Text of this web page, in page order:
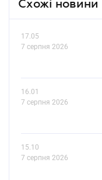
Схожі новини
17.05
7 серпня 2026
16.01
7 серпня 2026
15.10
7 серпня 2026